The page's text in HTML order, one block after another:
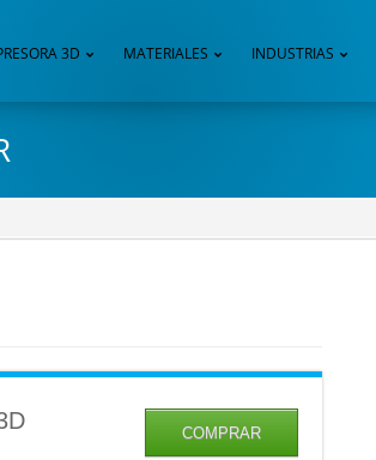
3D MATERIALES INDUSTRIAS
COMPRAR